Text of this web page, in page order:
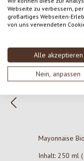
Webseite zu verbessern,
großartiges Webseiten-
von uns verwendeten
Alle akzeptieren
Nein, anpassen
Mayonnaise
Inhalt:250 ml